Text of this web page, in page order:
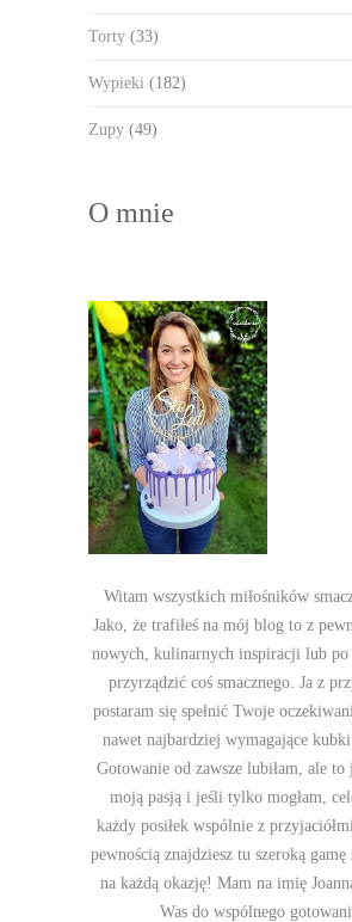
Torty (33)
Wypieki (182)
Zupy (49)
O mnie
Witam wszystkich miłośników
Jako, że trafiłeś na mój blog to z
nowych, kulinarnych inspiracji lub po
przyrządzić coś smacznego. Ja z
postaram się spełnić Twoje
nawet najbardziej wymagające
Gotowanie od zawsze lubiłam, ale to
moją pasją i jeśli tylko mogłam,
każdy posiłek wspólnie z
pewnością znajdziesz tu szeroką
na każdą okazję! Mam na imię
Was do wspólnego